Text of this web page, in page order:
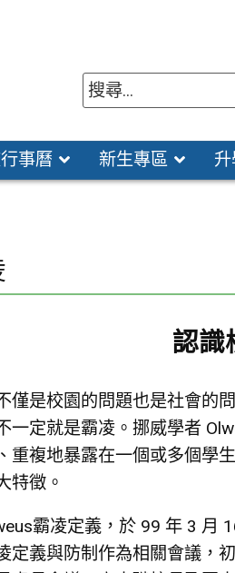
事曆 新生專區
認識
僅是校園的問題也是社會的
一定就是霸凌。挪威學者
重複地暴露在一個或多個學
特徵。
霸凌定義，於 99 年 3 月
定義與防制作為相關會議，